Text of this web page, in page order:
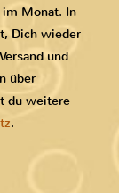
Monat. In
Dich wieder
und
über
du weitere
.